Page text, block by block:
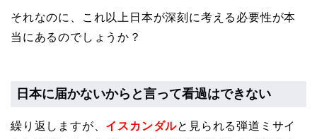
それなのに、これ以上日本が深刻に考える必要性が本
当にあるのでしょうか？
日本に届かないからと言って看過はできない
繰り返しますが、 イスカンダルと見られる弾道ミサイ